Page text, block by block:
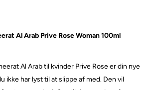
Al Arab Prive RoseWoman 100ml
Al Arab til kvinder Prive Rose er din nye
ikke har lyst til at slippe af med. Den vil